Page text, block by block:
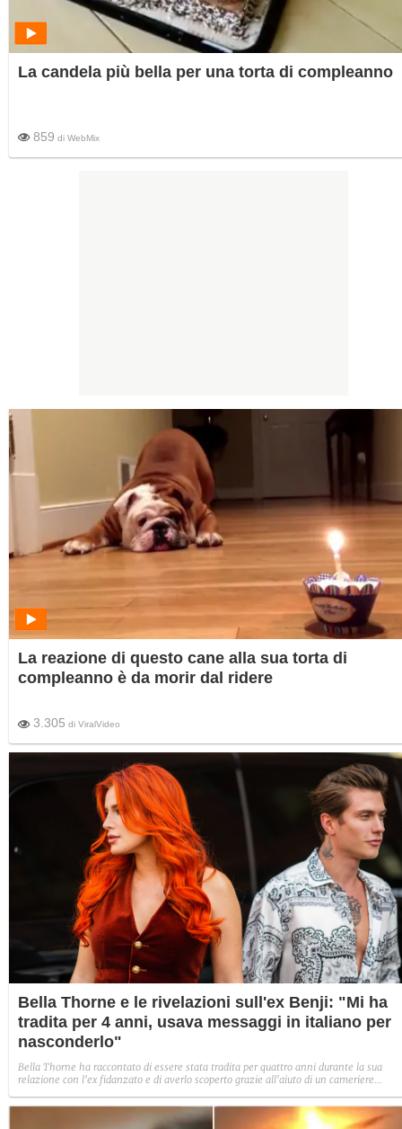
La candela più bella per una torta di compleanno
859 di WebMix
La reazione di questo cane alla sua torta di
compleanno è da morir dal ridere
3.305 di ViralVideo
Bella Thorne e le rivelazioni sull'ex Benji: "Mi ha
tradita per 4 anni, usava messaggi in italiano per
nasconderlo"
Bella Thorne ha raccontato di essere stata tradita per quattro anni durante la sua
relazione con l'ex fidanzato e di averlo scoperto grazie all'aiuto di un cameriere
esplicitamente il nome di Benjamin Mascolo ma dettagli temporali e di racconto